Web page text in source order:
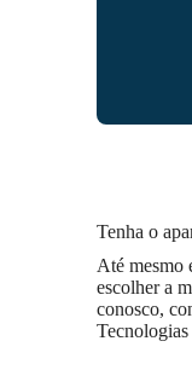
Tenha o
Até mesmo
escolher a
conosco,